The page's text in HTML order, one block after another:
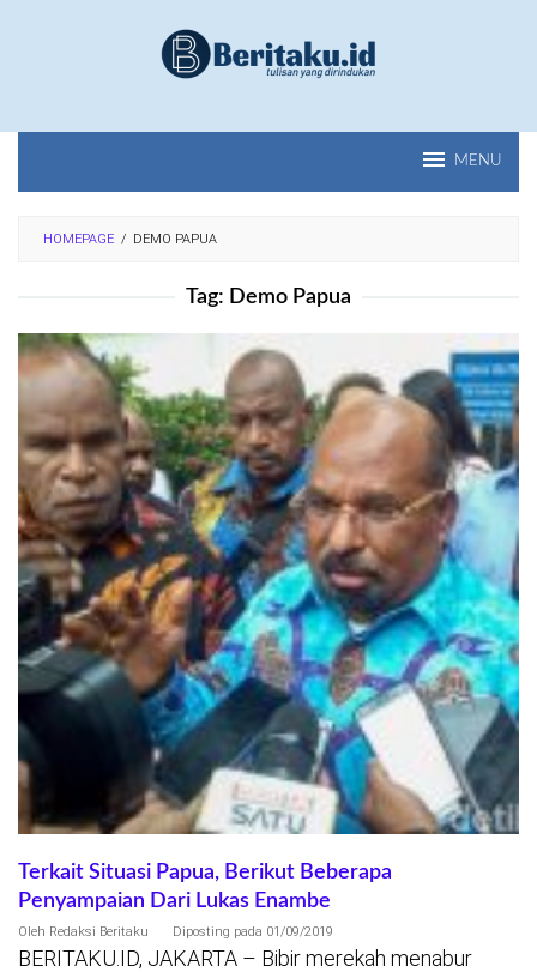
MENU
HOMEPAGE / DEMO PAPUA
Tag: Demo Papua
Terkait Situasi Papua, Berikut Beberapa
Penyampaian Dari Lukas Enambe
Oleh Redaksi Beritaku Diposting pada 01/09/2019
BERITAKU.ID, JAKARTA – Bibir merekah menabur